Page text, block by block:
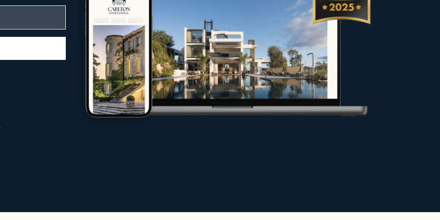
Carlton International Käufer, Verkäufer und Eigentümer bei ihren
Käufern, Investoren und Mietern
Märkte
erwerben, Ihre Immobilie unter besten Bedingungen verkaufen oder
– unsere Expertenteams setzen alles daran, Ihr Projekt optimal zu